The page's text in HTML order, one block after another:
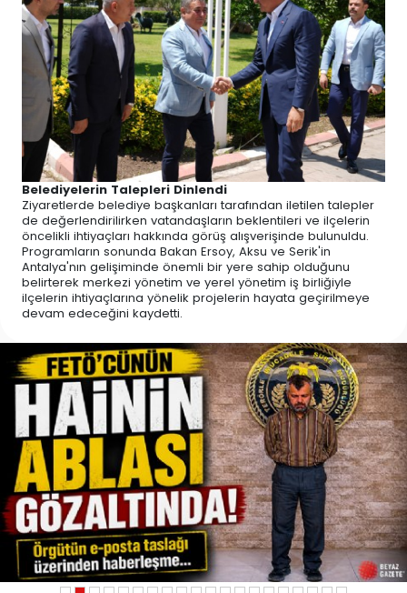
Belediyelerin Talepleri Dinlendi
Ziyaretlerde belediye başkanları tarafından iletilen talepler
de değerlendirilirken vatandaşların beklentileri ve ilçelerin
öncelikli ihtiyaçları hakkında görüş alışverişinde bulunuldu.
Programların sonunda Bakan Ersoy, Aksu ve Serik'in
Antalya'nın gelişiminde önemli bir yere sahip olduğunu
belirterek merkezi yönetim ve yerel yönetim iş birliğiyle
ilçelerin ihtiyaçlarına yönelik projelerin hayata geçirilmeye
devam edeceğini kaydetti.